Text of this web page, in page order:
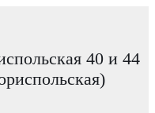
40 и 44